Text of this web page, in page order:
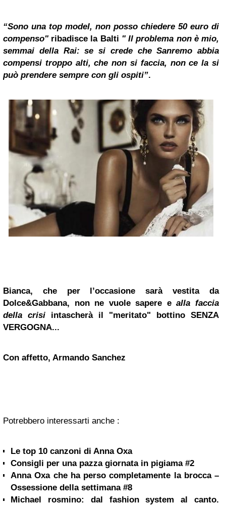
“Sono una top model, non posso chiedere 50 euro di
compenso" ribadisce la Balti " Il problema non è mio,
semmai della Rai: se si crede che Sanremo abbia
compensi troppo alti, che non si faccia, non ce la si
può prendere sempre con gli ospiti”.
Bianca, che per l’occasione sarà vestita da
Dolce&Gabbana, non ne vuole sapere ealla faccia
della crisi intascherà il "meritato" bottino SENZA
VERGOGNA...
Con affetto, Armando Sanchez
Potrebbero interessarti anche :
Le top 10 canzoni di Anna Oxa
Consigli per una pazza giornata in pigiama #2
Anna Oxa che ha perso completamente la brocca –
Ossessione della settimana #8
Michael rosmino: dal fashion system al canto.